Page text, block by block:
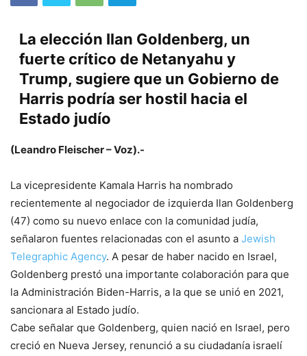
La elección Ilan Goldenberg, un
fuerte crítico de Netanyahu y
Trump, sugiere que un Gobierno de
Harris podría ser hostil hacia el
Estado judío
(Leandro Fleischer – Voz).-
La vicepresidente Kamala Harris ha nombrado
recientemente al negociador de izquierda Ilan Goldenberg
(47) como su nuevo enlace con la comunidad judía,
señalaron fuentes relacionadas con el asunto a Jewish
Telegraphic Agency. A pesar de haber nacido en Israel,
Goldenberg prestó una importante colaboración para que
la Administración Biden-Harris, a la que se unió en 2021,
sancionara al Estado judío.
Cabe señalar que Goldenberg, quien nació en Israel, pero
creció en Nueva Jersey, renunció a su ciudadanía israelí